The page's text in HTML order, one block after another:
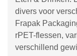
divers voor
Frapak
rPET-flessen,
verschillend